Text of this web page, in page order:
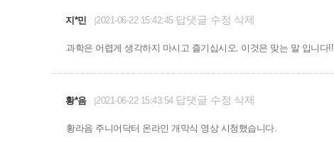
지*민 2021-06-22 15:42:45 답댓글 수정 삭제
과학은 어렵게 생각하지 마시고 즐기십시오. 이것은 맞는 말 입니다!!
황*음 2021-06-22 15:43:54 답댓글 수정 삭제
황라음 주니어닥터 온라인 개막식 영상 시청했습니다.